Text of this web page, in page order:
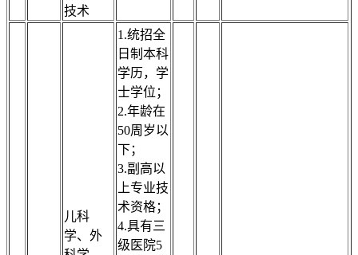
技术
儿科
学、外
1.统招全
日制本科
学历，学
士学位；
2.年龄在
50周岁以
下；
3.副高以
上专业技
术资格；
4.具有三
级医院5